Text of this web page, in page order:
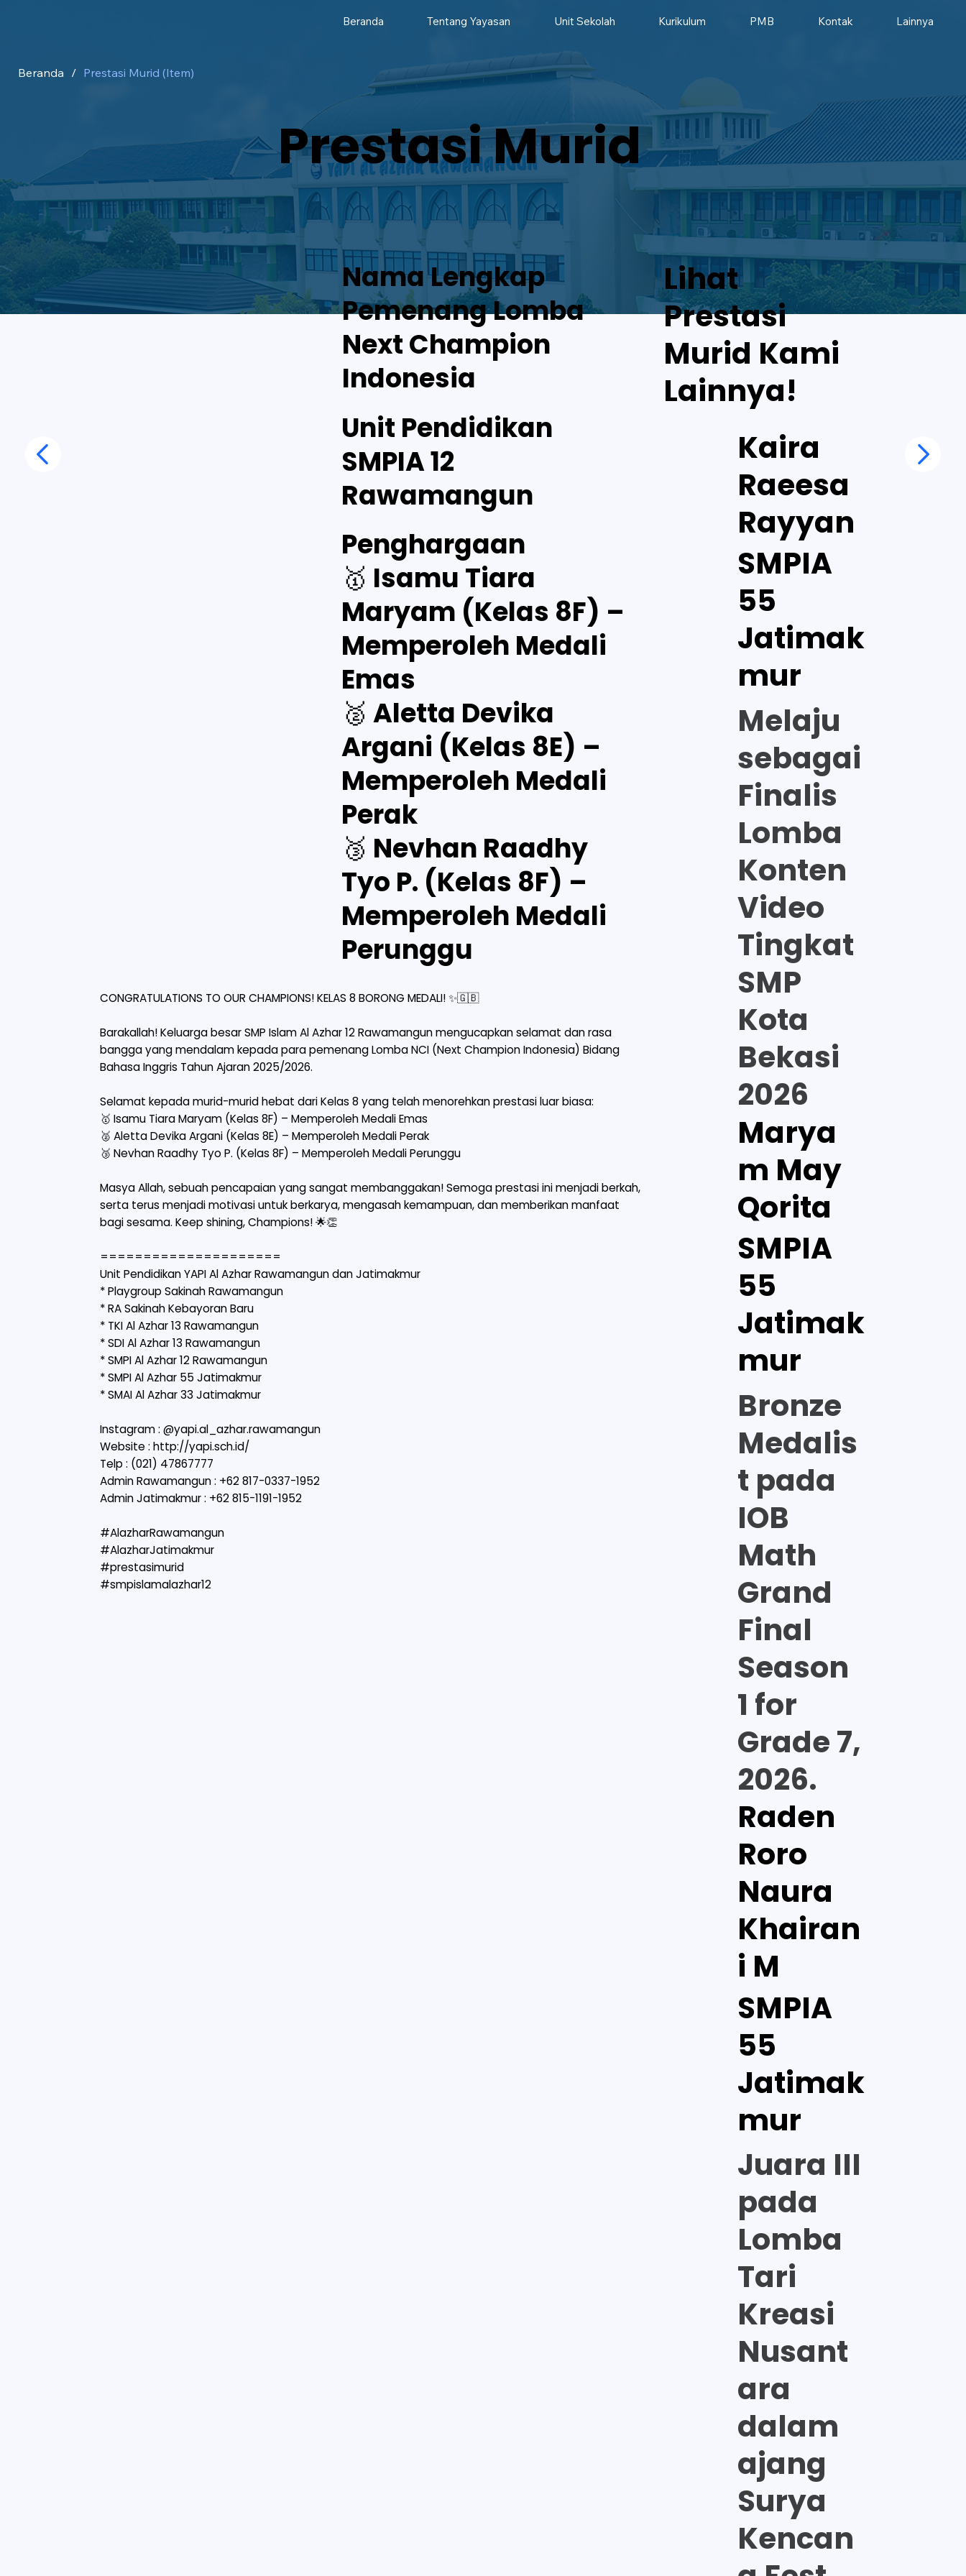
Beranda / Prestasi Murid (Item)
Prestasi Murid
Beranda Tentang Yayasan Unit Sekolah Kurikulum PMB Kontak Lainnya
Nama Lengkap
Pemenang Lomba
Next Champion
Indonesia
Unit Pendidikan
SMPIA 12
Rawamangun
Penghargaan
🥇 Isamu Tiara
Maryam (Kelas 8F) –
Memperoleh Medali
Emas
🥈 Aletta Devika
Argani (Kelas 8E) –
Memperoleh Medali
Perak
🥉 Nevhan Raadhy
Tyo P. (Kelas 8F) –
Memperoleh Medali
Perunggu
CONGRATULATIONS TO OUR CHAMPIONS! KELAS 8 BORONG MEDALI! ✨🇬🇧
Barakallah! Keluarga besar SMP Islam Al Azhar 12 Rawamangun mengucapkan selamat dan rasa
bangga yang mendalam kepada para pemenang Lomba NCI (Next Champion Indonesia) Bidang
Bahasa Inggris Tahun Ajaran 2025/2026.
Selamat kepada murid-murid hebat dari Kelas 8 yang telah menorehkan prestasi luar biasa:
🥇 Isamu Tiara Maryam (Kelas 8F) – Memperoleh Medali Emas
🥈 Aletta Devika Argani (Kelas 8E) – Memperoleh Medali Perak
🥉 Nevhan Raadhy Tyo P. (Kelas 8F) – Memperoleh Medali Perunggu
Masya Allah, sebuah pencapaian yang sangat membanggakan! Semoga prestasi ini menjadi berkah,
serta terus menjadi motivasi untuk berkarya, mengasah kemampuan, dan memberikan manfaat
bagi sesama. Keep shining, Champions! 🌟👏
=====================
Unit Pendidikan YAPI Al Azhar Rawamangun dan Jatimakmur
* Playgroup Sakinah Rawamangun
* ⁠RA Sakinah Kebayoran Baru
* TKI Al Azhar 13 Rawamangun
* SDI Al Azhar 13 Rawamangun
* SMPI Al Azhar 12 Rawamangun
* SMPI Al Azhar 55 Jatimakmur
* SMAI Al Azhar 33 Jatimakmur
Instagram : @yapi.al_azhar.rawamangun
Website : http://yapi.sch.id/
Telp : (021) 47867777
Admin Rawamangun : +62 817-0337-1952
Admin Jatimakmur : +62 815-1191-1952
#AlazharRawamangun
#AlazharJatimakmur
#prestasimurid
#smpislamalazhar12
Lihat
Prestasi
Murid Kami
Lainnya!
Kaira
Raeesa
Rayyan
SMPIA
55
Jatimak
mur
Melaju
sebagai
Finalis
Lomba
Konten
Video
Tingkat
SMP
Kota
Bekasi
2026
Marya
m May
Qorita
SMPIA
55
Jatimak
mur
Bronze
Medalis
t pada
IOB
Math
Grand
Final
Season
1 for
Grade 7,
2026.
Raden
Roro
Naura
Khairan
i M
SMPIA
55
Jatimak
mur
Juara III
pada
Lomba
Tari
Kreasi
Nusant
ara
dalam
ajang
Surya
Kencan